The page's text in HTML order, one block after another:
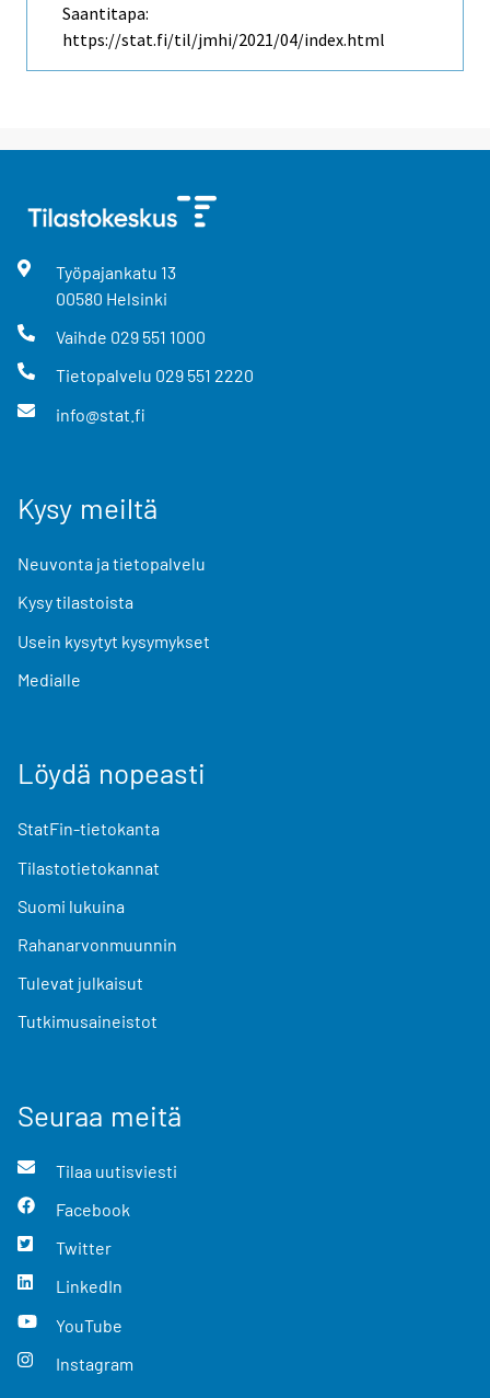
Saantitapa:
https://stat.fi/til/jmhi/2021/04/index.html
Työpajankatu 13
00580 Helsinki
Vaihde 029 551 1000
Tietopalvelu 029 551 2220
info@stat.fi
Kysy meiltä
Neuvonta ja tietopalvelu
Kysy tilastoista
Usein kysytyt kysymykset
Medialle
Löydä nopeasti
StatFin-tietokanta
Tilastotietokannat
Suomi lukuina
Rahanarvonmuunnin
Tulevat julkaisut
Tutkimusaineistot
Seuraa meitä
Tilaa uutisviesti
Facebook
Twitter
LinkedIn
YouTube
Instagram